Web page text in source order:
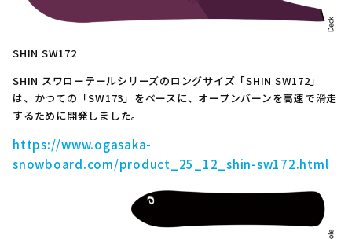
SHIN SW172
SHIN スワローテールシリーズのロングサイズ「SHIN SW172」
は、かつての「SW173」をベースに、オープンバーンを高速で滑走
するために開発しました。
https://www.ogasaka-
snowboard.com/product_25_12_shin-sw172.html